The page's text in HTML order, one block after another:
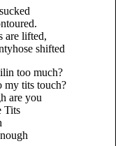
are lifted,
shifted
too much?
my tits touch?
are you
Tits